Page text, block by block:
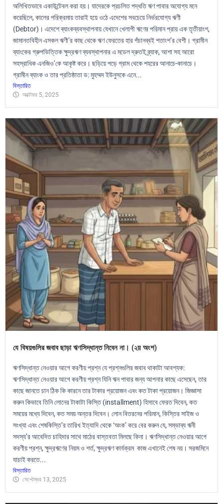
অলিখিতভাবে একাউন্টেবল করা হয়। যাদেরকে প্রচলিত পদ্ধতি ঋণ পাবার অযোগ্য মনে
করেছিলে, কালের পরিক্রমায় তারাই হয়ে ওঠে এদেশের সবচেয়ে নির্ভরযোগ্য ঋণী
(Debtor)। এদেশে ব্যাংকব্যবস্থাপনায় যেখানে খেলাপী ঋণের পরিমান প্রায় এক তৃতীয়াংশ,
জামানতবিহীন এসকল ঋণী’র কাছ থেকে ঋণ ফেরতের হার পঁচানব্বই শতাংশ’র বেশী। গ্রামীন
ব্যাংকের গ্রুপভিত্তিক ক্ষুদ্রঋণ ব্যবস্থাপনার এ মডেল দ্রুতই ব্র্যাক, আশা সহ আরো
সহস্রাধিক এনজিও’কে আকৃষ্ট করে। ছড়িয়ে পড়ে গ্রাম থেকে শহরের আনাচে-কানাচে।
গ্রামীন ব্যাংক ও তার প্রতিষ্ঠাতা ড: মুহম্মদ ইউনুসকে এনে...
বিস্তারিত
অক্টোবর 5, 2025
যে বিষয়গুলির জবাব ছাড়া ঋণসিদ্ধান্ত নিবেন না। (২য় অংশ)
ঋণসিদ্ধান্ত নেওয়ার আগে করণীয় প্রশ্ন যে প্রশ্নগুলির জবাব থাকাটা আবশ্যক:
ঋণসিদ্ধান্ত নেওয়ার আগে করণীয় প্রশ্ন যিনি ঋন পাবার জন্য আপনার কাছে এসেছেন, তার
কাছে জানতে চান ঠিক কি কারনে তার টাকার প্রয়োজন এবং কত টাকা প্রয়োজন। জিজ্ঞাসা
করুন কিভাবে তিনি লোনের টাকাটা কিস্তি (installment) হিসাবে ফেরত দিবেন, কত
সময়ের মধ্যে দিবেন, কত সময় অন্তর দিবেন। লোন বিতরনের পরিমান, কিস্তির সাইজ ও
সংখ্যা এবং শেষকিস্তি’র তারিখ ইত্যাদি থেকে ‘অংক’ করে বের করুন যে, সম্ভাব্য ঋনী
সদস্য’র আবেদিত চাহিদার সাথে মাঠের বাস্তবতা মিলছে কিনা। ঋণসিদ্ধান্ত নেওয়ার আগে
করণীয় প্রশ্ন, ক্ষুদ্রঋণের নিয়ম ও শর্ত, ক্ষুদ্রঋণ কার্যক্রম কাজ এখানেই শেষ নয়। সরজমিনে
যাচাই করতে...
বিস্তারিত
সেপ্টেম্বর 13, 2025